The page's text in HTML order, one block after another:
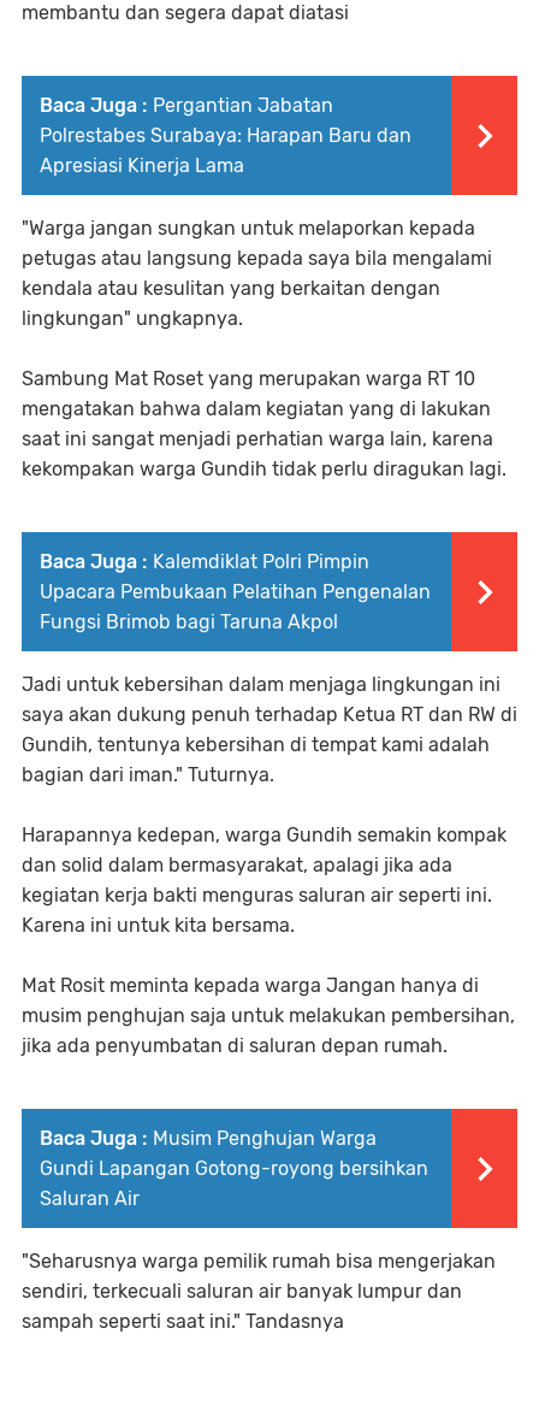
membantu dan segera dapat diatasi
Baca Juga : Pergantian Jabatan
Polrestabes Surabaya: Harapan Baru dan
Apresiasi Kinerja Lama
"Warga jangan sungkan untuk melaporkan kepada
petugas atau langsung kepada saya bila mengalami
kendala atau kesulitan yang berkaitan dengan
lingkungan" ungkapnya.
Sambung Mat Roset yang merupakan warga RT 10
mengatakan bahwa dalam kegiatan yang di lakukan
saat ini sangat menjadi perhatian warga lain, karena
kekompakan warga Gundih tidak perlu diragukan lagi.
Baca Juga : Kalemdiklat Polri Pimpin
Upacara Pembukaan Pelatihan Pengenalan
Fungsi Brimob bagi Taruna Akpol
Jadi untuk kebersihan dalam menjaga lingkungan ini
saya akan dukung penuh terhadap Ketua RT dan RW di
Gundih, tentunya kebersihan di tempat kami adalah
bagian dari iman." Tuturnya.
Harapannya kedepan, warga Gundih semakin kompak
dan solid dalam bermasyarakat, apalagi jika ada
kegiatan kerja bakti menguras saluran air seperti ini.
Karena ini untuk kita bersama.
Mat Rosit meminta kepada warga Jangan hanya di
musim penghujan saja untuk melakukan pembersihan,
jika ada penyumbatan di saluran depan rumah.
Baca Juga : Musim Penghujan Warga
Gundi Lapangan Gotong-royong bersihkan
Saluran Air
"Seharusnya warga pemilik rumah bisa mengerjakan
sendiri, terkecuali saluran air banyak lumpur dan
sampah seperti saat ini." Tandasnya